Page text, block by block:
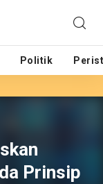
Politik
Prinsip